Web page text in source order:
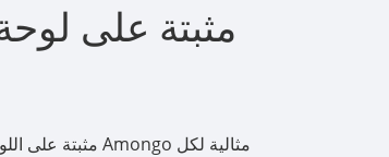
русский
日本語